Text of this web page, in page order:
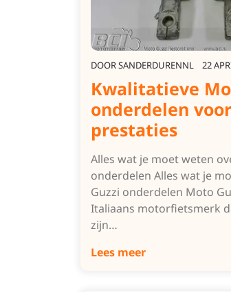
DOORSANDERDURENNL 22
Kwalitatieve
onderdelen
prestaties
Alles wat je moet weten
onderdelen Alles wat je
Guzzi onderdelen Moto
Italiaans motorfietsmerk
zijn…
Lees meer